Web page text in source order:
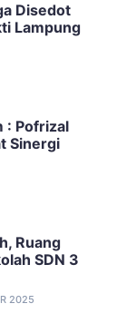
Disedot
Lampung
: Pofrizal
Sinergi
Ruang
SDN 3
2025